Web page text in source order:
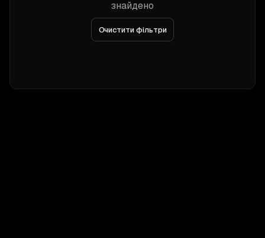
знайдено
Очистити фільтри